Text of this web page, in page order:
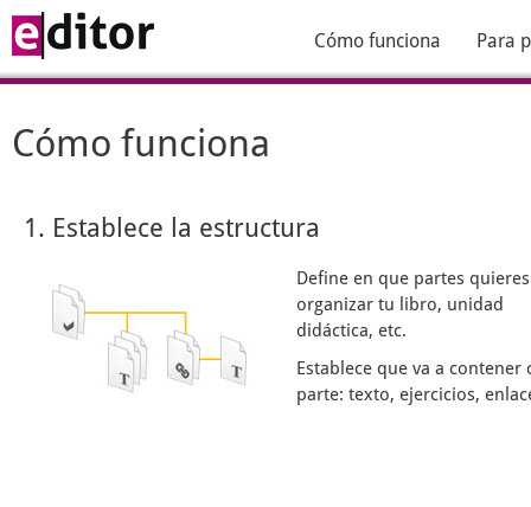
Cómo funciona Para
Cómo funciona
1. Establece la estructura
Define en que partes quieres
organizar tu libro, unidad
didáctica, etc.
Establece que va a contener
parte: texto, ejercicios,